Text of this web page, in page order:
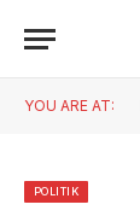
YOU ARE AT:
POLITIK